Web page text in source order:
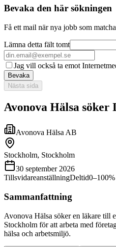
Bevaka den här sökningen
Få ett mail när nya jobb som
Lämna detta fält tomt
Jag vill också ta emot
Bevaka
Nästa sida
Avonova Hälsa
Avonova Hälsa AB
Stockholm, Stockholm
30 september 2026
TillsvidareanställningDeltid0–100%
Sammanfattning
Avonova Hälsa söker en läkare till
Stockholm för att arbeta med
hälsa och arbetsmiljö.